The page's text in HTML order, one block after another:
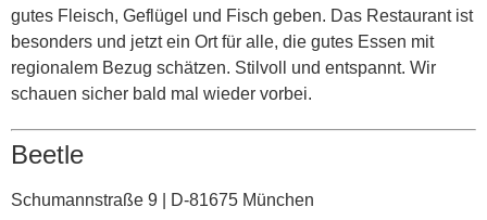
gutes Fleisch, Geflügel und Fisch geben. Das Restaurant ist
besonders und jetzt ein Ort für alle, die gutes Essen mit
regionalem Bezug schätzen. Stilvoll und entspannt. Wir
schauen sicher bald mal wieder vorbei.
Beetle
Schumannstraße 9 | D-81675 München